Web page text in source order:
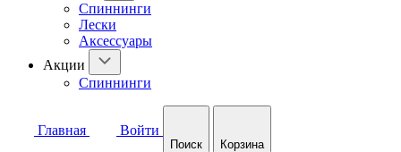
Спиннинги
Лески
Аксессуары
Акции
Спиннинги
Главная Войти
Поиск Корзина